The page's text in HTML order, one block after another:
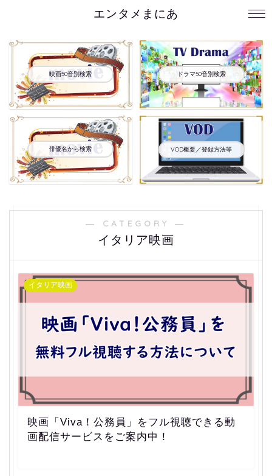
エンタメまにあ
映画50音別検索 ドラマ50音別検索
俳優名から検索 VOD概要／登録方法等
― CATEGORY ―
イタリア映画
イタリア映画
映画「Viva！公務員」をフル視聴できる動
画配信サービスをご案内中！